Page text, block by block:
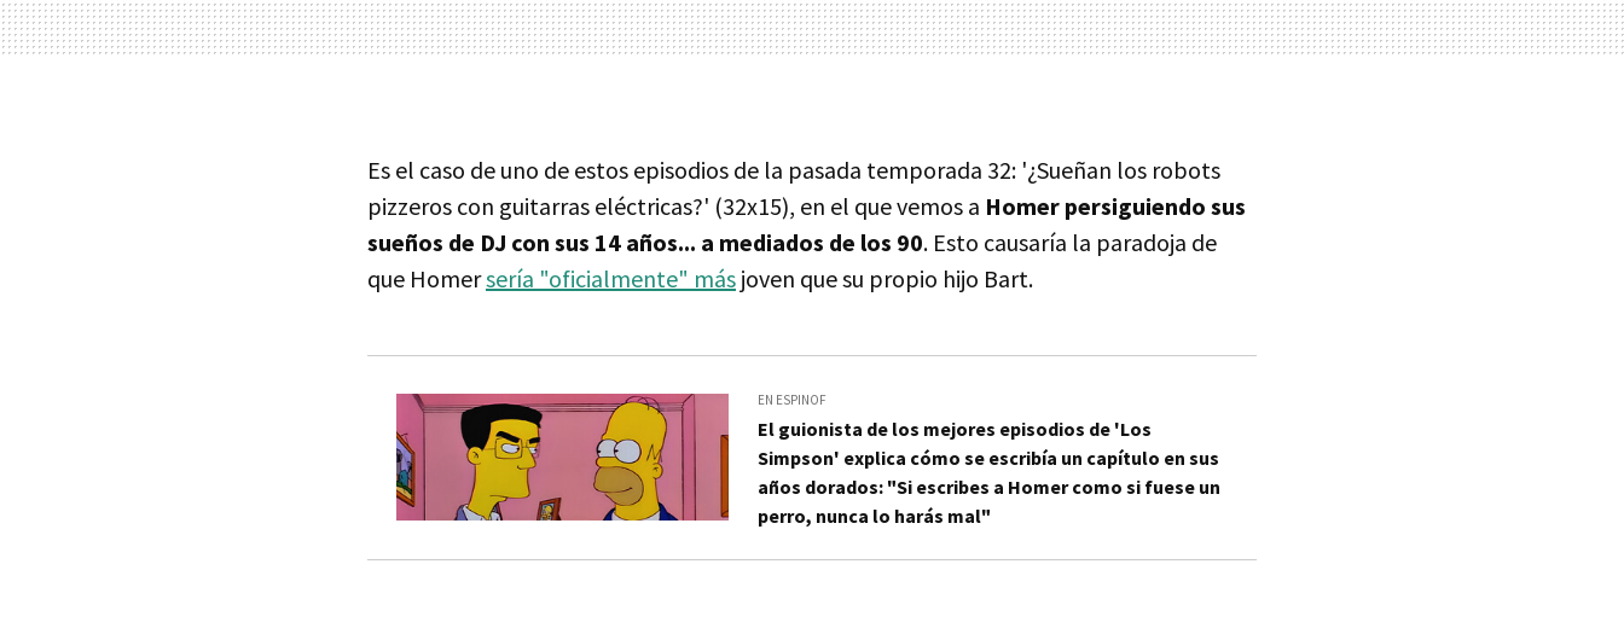
Es el caso de uno de estos episodios de la pasada temporada 32: '¿Sueñan los robots
pizzeros con guitarras eléctricas?' (32x15), en el que vemos a Homer persiguiendo sus
sueños de DJ con sus 14 años... a mediados de los 90. Esto causaría la paradoja de
que Homersería "oficialmente" más joven que su propio hijo Bart.
EN ESPINOF
El guionista de los mejores episodios de 'Los
Simpson' explica cómo se escribía un capítulo en sus
años dorados: "Si escribes a Homer como si fuese un
perro, nunca lo harás mal"